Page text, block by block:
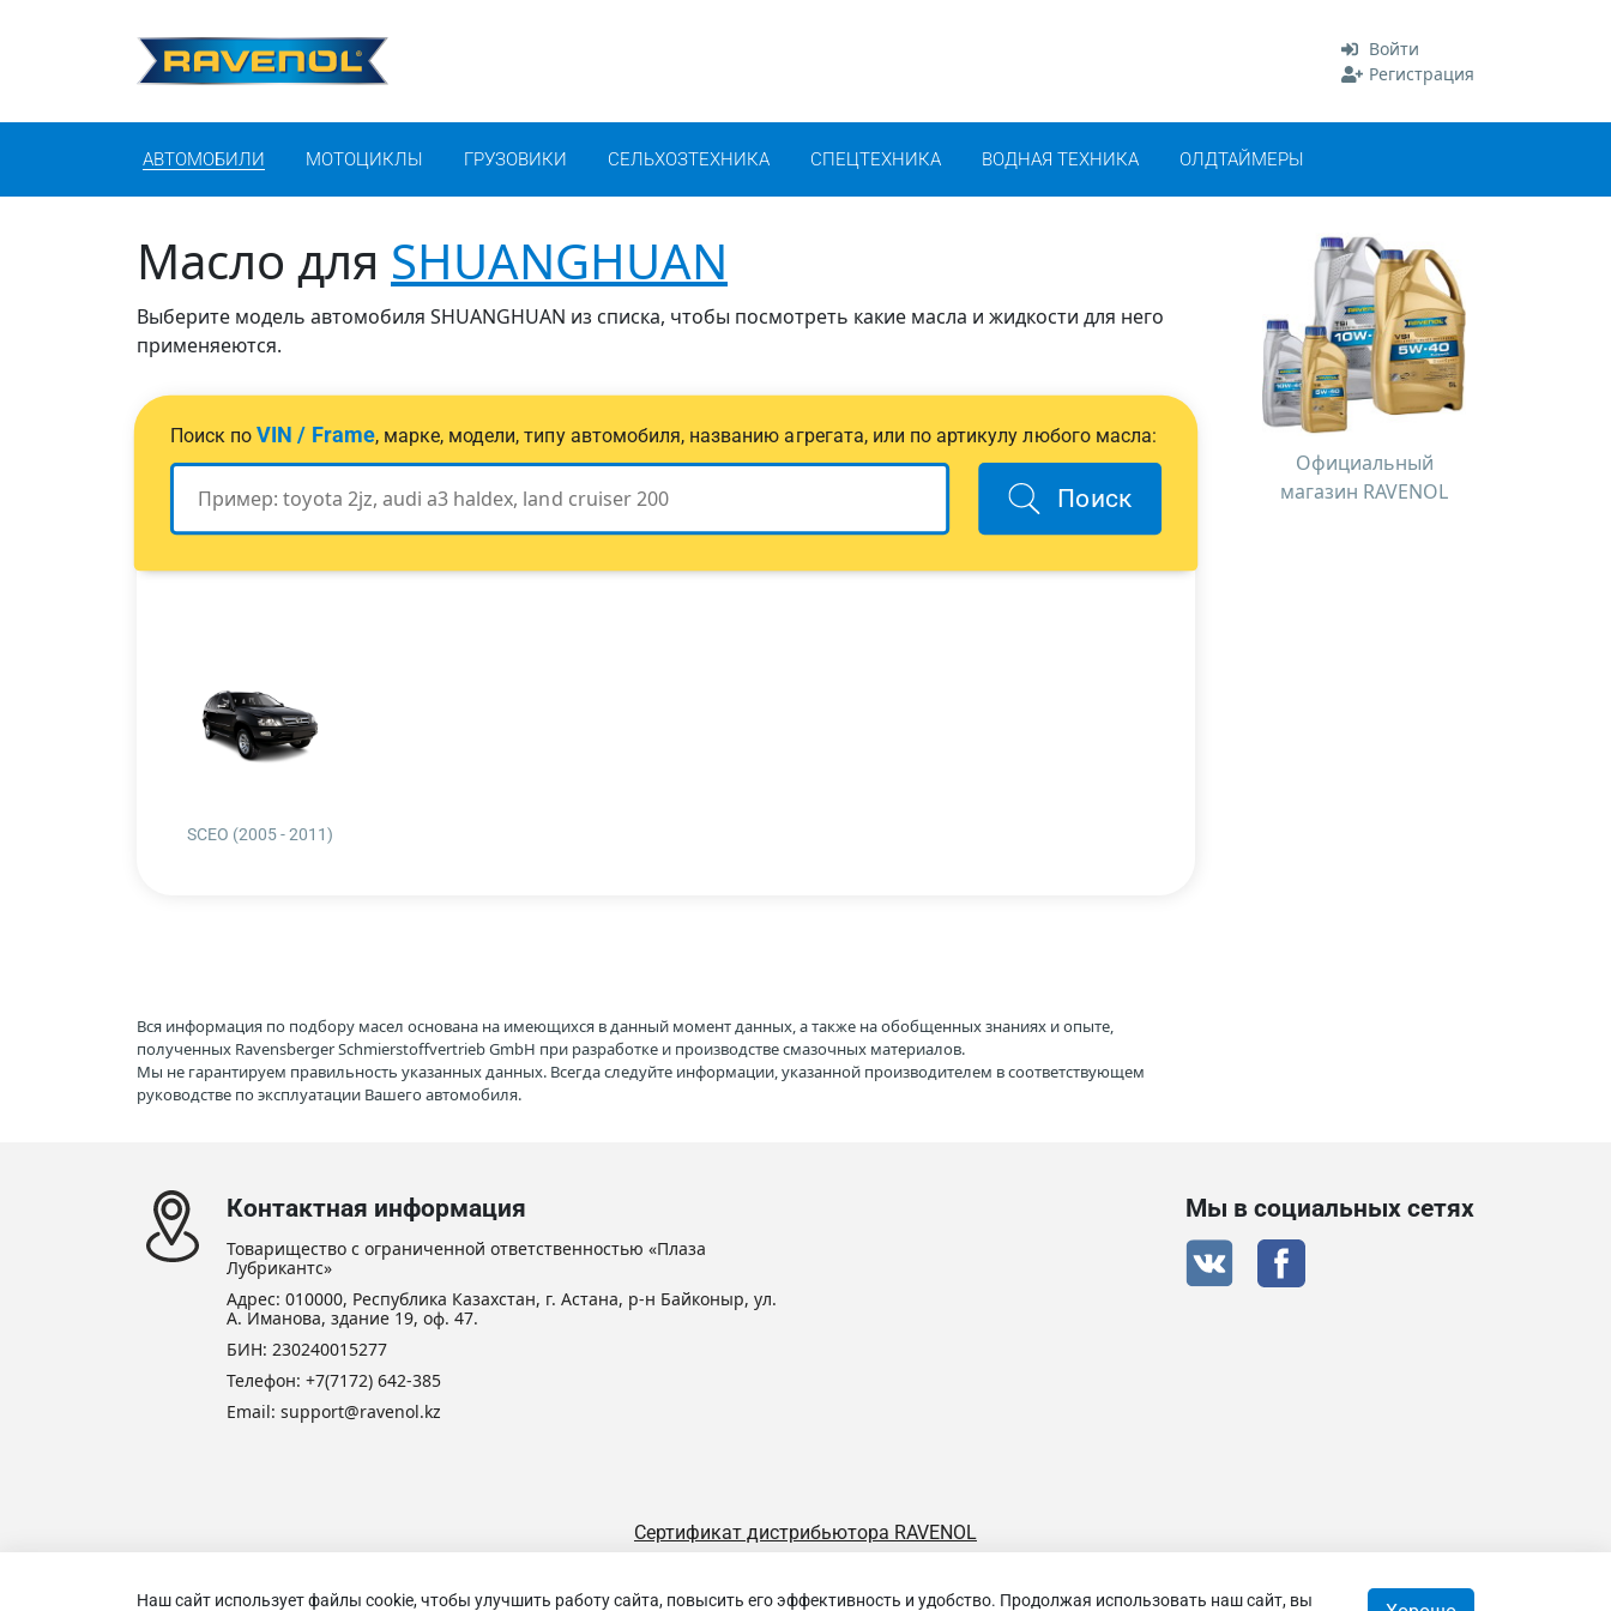
Войти
Регистрация
АВТОМОБИЛИ МОТОЦИКЛЫ ГРУЗОВИКИ СЕЛЬХОЗТЕХНИКА СПЕЦТЕХНИКА ВОДНАЯ ТЕХНИКА ОЛДТАЙМЕРЫ
Масло для SHUANGHUAN
Выберите модель автомобиля SHUANGHUAN из списка, чтобы посмотреть какие масла и жидкости для него
применяеются.
Поиск поVIN / Frame, марке, модели, типу автомобиля, названию агрегата, или по артикулу любого масла:
Поиск
SCEO (2005 - 2011)
Официальный
магазин RAVENOL
Вся информация по подбору масел основана на имеющихся в данный момент данных, а также на обобщенных знаниях и опыте,
полученных Ravensberger Schmierstoffvertrieb GmbH при разработке и производстве смазочных материалов.
Мы не гарантируем правильность указанных данных. Всегда следуйте информации, указанной производителем в соответствующем
руководстве по эксплуатации Вашего автомобиля.
Контактная информация
Товарищество с ограниченной ответственностью «Плаза
Лубрикантс»
Адрес: 010000, Республика Казахстан, г. Астана, р-н Байконыр, ул.
А. Иманова, здание 19, оф. 47.
БИН: 230240015277
Телефон: +7(7172) 642-385
Email: support@ravenol.kz
Мы в социальных сетях
Сертификат дистрибьютора RAVENOL
Товарищество с ограниченной ответственностью «Плаза Лубрикантс» © 2026
Наш сайт использует файлы cookie, чтобы улучшить работу сайта, повысить его эффективность и удобство. Продолжая использовать наш сайт, вы